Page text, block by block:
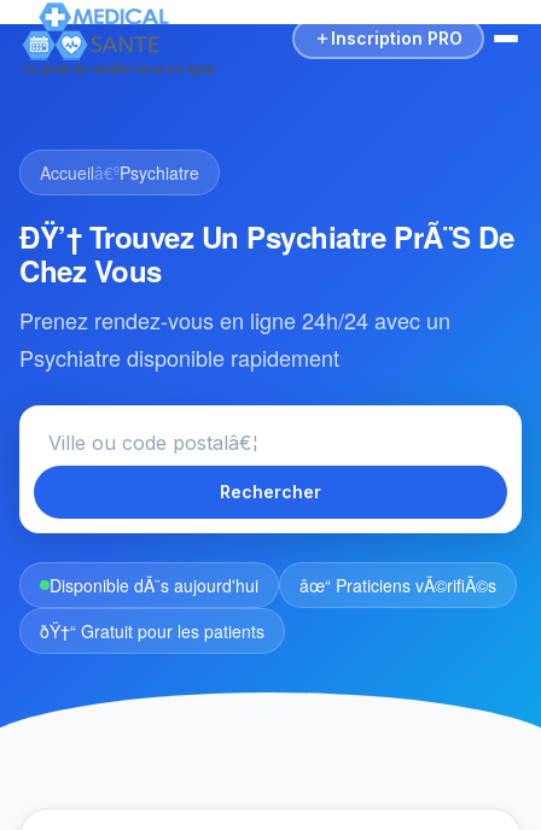
Inscription PRO
Accueilâ€ºPsychiatre
ÐŸ’† Trouvez Un Psychiatre PrÃ¨s De
Chez Vous
Prenez rendez-vous en ligne 24h/24 avec un
Psychiatre disponible rapidement
Rechercher
Disponible dÃ¨s aujourd'hui
âœ“ Praticiens vÃ©rifiÃ©s
ðŸ†“ Gratuit pour les patients